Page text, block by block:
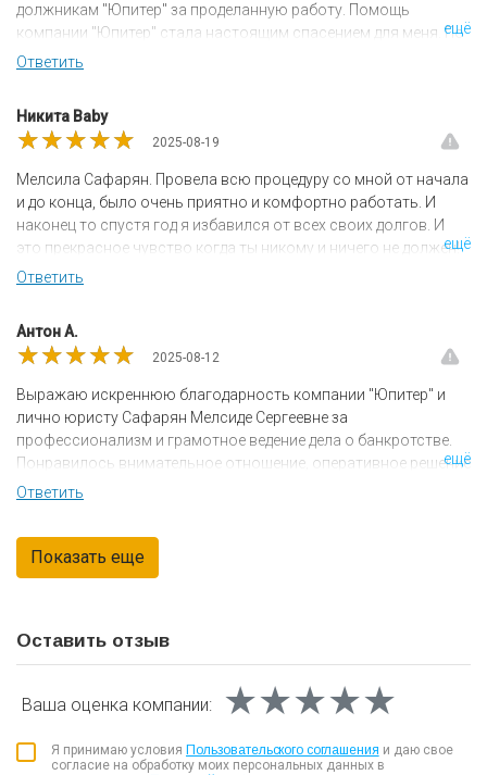
должникам "Юпитер" за проделанную работу. Помощь
компании "Юпитер" стала настоящим спасением для меня. По
всем вопросам, с которыми обращалась в любое время,
корректно. Мелсида Сергеевна проявила себя грамотным ,
квалифицированным специалистом в своей работе. Особые
слова благодарности выражаю за душевную поддержку, за
чуткое отношение, вежливость. Без всякого сомнения могу
рекомендовать всем Центр помощи кредитным должникам
"Юпитер". Уверена, что работа будет выполнена на отлично.
ещё
Ответить
Никита Baby
2025-08-19
★★★★★
★★★★★
★★★★★
Мелсила Сафарян. Провела всю процедуру со мной от начала
и до конца, было очень приятно и комфортно работать. И
наконец то спустя год я избавился от всех своих долгов. И
это прекрасное чувство когда ты никому и ничего не должен!
Спасибо компании за всё!!
ещё
Ответить
Антон А.
2025-08-12
★★★★★
★★★★★
★★★★★
Выражаю искреннюю благодарность компании "Юпитер" и
лично юристу Сафарян Мелсиде Сергеевне за
профессионализм и грамотное ведение дела о банкротстве.
Понравилось внимательное отношение, оперативное решение
вопросов и прозрачность на всех этапах. Рекомендую
ещё
Ответить
Оставить отзыв
Ваша оценка компании: ★★★★★
★★★★★
★★★★★
Я принимаю условия Пользовательского соглашения и даю свое
согласие на обработку моих персональных данных в